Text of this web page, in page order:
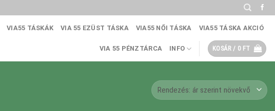
VIA55 TÁSKÁK VIA 55 EZÜST TÁSKA VIA55 NŐI TÁSKA VIA55 TÁSKA AKCIÓ
VIA 55 PÉNZTÁRCA INFO KOSÁR / 0 FT